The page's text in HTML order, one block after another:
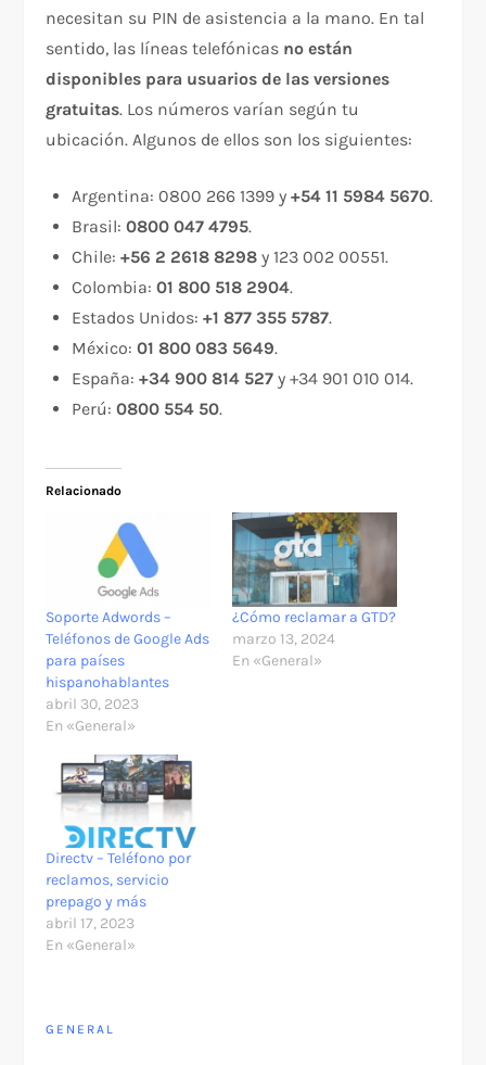
necesitan su PIN de asistencia a la mano. En tal
sentido, las líneas telefónicas no están
disponibles para usuarios de las versiones
gratuitas. Los números varían según tu
ubicación. Algunos de ellos son los siguientes:
Argentina: 0800 266 1399 y+54 11 5984 5670.
Brasil:0800 047 4795.
Chile:+56 2 2618 8298 y 123 002 00551.
Colombia:01 800 518 2904.
Estados Unidos:+1 877 355 5787.
México:01 800 083 5649.
España:+34 900 814 527 y +34 901 010 014.
Perú:0800 554 50.
Relacionado
Soporte Adwords –
Teléfonos de Google Ads
para países
hispanohablantes
abril 30, 2023
En «General»
¿Cómo reclamar a GTD?
marzo 13, 2024
En «General»
Directv – Teléfono por
reclamos, servicio
prepago y más
abril 17, 2023
En «General»
GENERAL